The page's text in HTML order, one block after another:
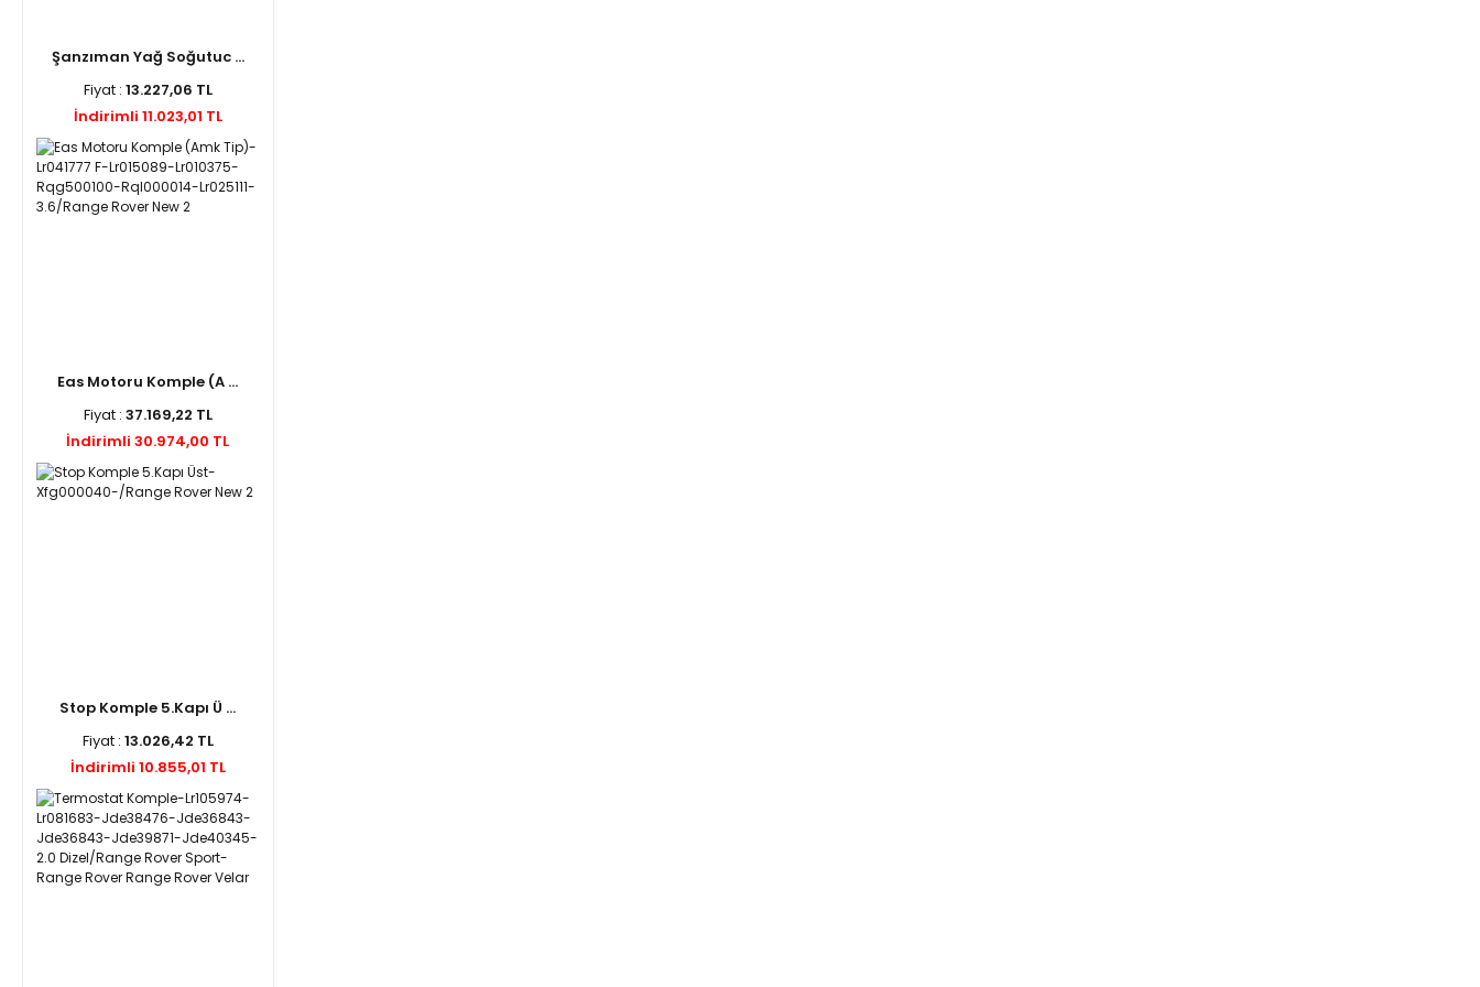
Şanzıman Yağ Soğutuc ...
Fiyat : 13.227,06 TL
İndirimli 11.023,01 TL
Eas Motoru Komple (A ...
Fiyat : 37.169,22 TL
İndirimli 30.974,00 TL
Stop Komple 5.Kapı Ü ...
Fiyat : 13.026,42 TL
İndirimli 10.855,01 TL